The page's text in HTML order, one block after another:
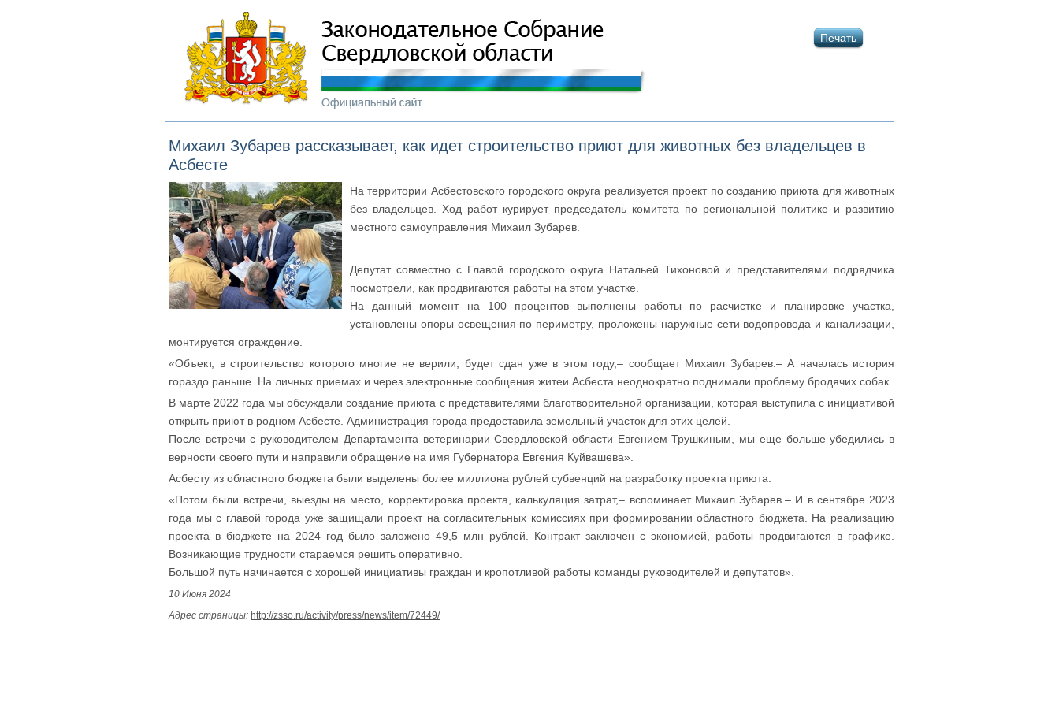
Печать
Михаил Зубарев рассказывает, как идет строительство приют для животных без владельцев в
Асбесте
На территории Асбестовского городского округа реализуется проект по созданию приюта для животных
без владельцев. Ход работ курирует председатель комитета по региональной политике и развитию
местного самоуправления Михаил Зубарев.
Депутат совместно с Главой городского округа Натальей Тихоновой и представителями подрядчика
посмотрели, как продвигаются работы на этом участке.
На данный момент на 100 процентов выполнены работы по расчистке и планировке участка,
установлены опоры освещения по периметру, проложены наружные сети водопровода и канализации,
монтируется ограждение.
«Объект, в строительство которого многие не верили, будет сдан уже в этом году,– сообщает Михаил Зубарев.– А началась история
гораздо раньше. На личных приемах и через электронные сообщения житеи Асбеста неоднократно поднимали проблему бродячих собак.
В марте 2022 года мы обсуждали создание приюта с представителями благотворительной организации, которая выступила с инициативой
открыть приют в родном Асбесте. Администрация города предоставила земельный участок для этих целей.
После встречи с руководителем Департамента ветеринарии Свердловской области Евгением Трушкиным, мы еще больше убедились в
верности своего пути и направили обращение на имя Губернатора Евгения Куйвашева».
Асбесту из областного бюджета были выделены более миллиона рублей субвенций на разработку проекта приюта.
«Потом были встречи, выезды на место, корректировка проекта, калькуляция затрат,– вспоминает Михаил Зубарев.– И в сентябре 2023
года мы с главой города уже защищали проект на согласительных комиссиях при формировании областного бюджета. На реализацию
проекта в бюджете на 2024 год было заложено 49,5 млн рублей. Контракт заключен с экономией, работы продвигаются в графике.
Возникающие трудности стараемся решить оперативно.
Большой путь начинается с хорошей инициативы граждан и кропотливой работы команды руководителей и депутатов».
10 Июня 2024
Адрес страницы: http://zsso.ru/activity/press/news/item/72449/